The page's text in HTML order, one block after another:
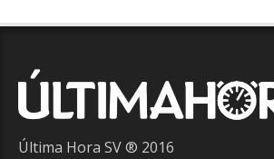
Última Hora SV ® 2016